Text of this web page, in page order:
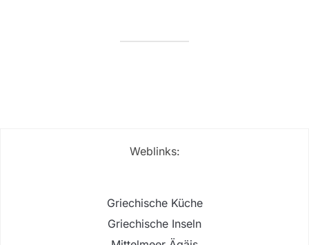
Weblinks:
Griechische Küche
Griechische Inseln